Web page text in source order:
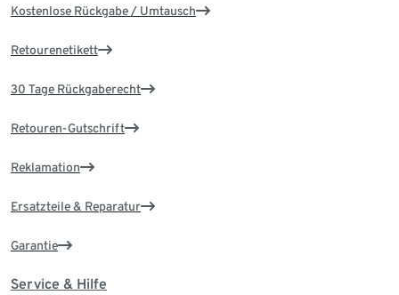
Kostenlose Rückgabe / Umtausch
Retourenetikett
30 Tage Rückgaberecht
Retouren-Gutschrift
Reklamation
Ersatzteile & Reparatur
Garantie
Service & Hilfe